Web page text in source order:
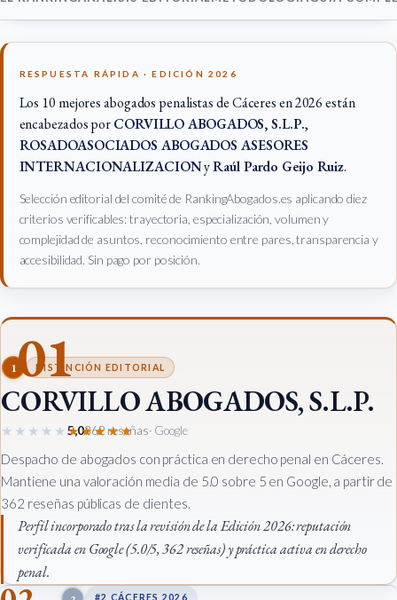
RESPUESTA RÁPIDA · EDICIÓN 2026
Los 10 mejores abogados penalistas de Cáceres en 2026 están
encabezados porCORVILLO ABOGADOS, S.L.P.,
ROSADOASOCIADOS ABOGADOS ASESORES
INTERNACIONALIZACIONyRaúl Pardo Geijo Ruiz.
Selección editorial del comité de RankingAbogados.es aplicando diez
criterios verificables: trayectoria, especialización, volumen y
complejidad de asuntos, reconocimiento entre pares, transparencia y
accesibilidad. Sin pago por posición.
01
1 DISTINCIÓN EDITORIAL
CORVILLO ABOGADOS, S.L.P.
★★★★★★★★★★
5,0362 reseñas· Google
Despacho de abogados con práctica en derecho penal en Cáceres.
Mantiene una valoración media de 5.0 sobre 5 en Google, a partir de
362 reseñas públicas de clientes.
Perfil incorporado tras la revisión de la Edición 2026: reputación
verificada en Google (5.0/5, 362 reseñas) y práctica activa en derecho
penal.
#2 CÁCERES 2026